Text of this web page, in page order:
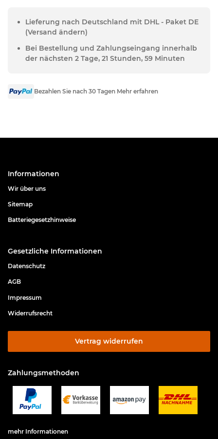
Lieferung nach Deutschland mit DHL - Paket DE
(Versand ändern)
Bei Bestellung und Zahlungseingang innerhalb
der nächsten 2 Tage, 21 Stunden, 59 Minuten
Bezahlen Sie nach 30 Tagen Mehr erfahren
Informationen
Wir über uns
Sitemap
Batteriegesetzhinweise
Gesetzliche Informationen
Datenschutz
AGB
Impressum
Widerrufsrecht
Vertrag widerrufen
Zahlungsmethoden
mehr Informationen